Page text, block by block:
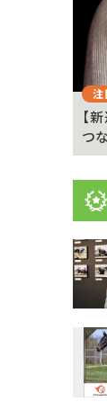
ー
ス
注
【
つ